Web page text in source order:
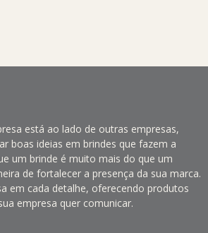
está ao lado de outras empresas,
boas ideias em brindes que fazem a
um brinde é muito mais do que um
de fortalecer a presença da sua marca.
em cada detalhe, oferecendo produtos
empresa quer comunicar.